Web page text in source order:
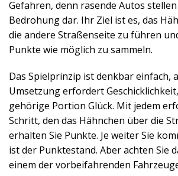
Gefahren, denn rasende Autos
Bedrohung dar. Ihr Ziel ist es, das
die andere Straßenseite zu führen
Punkte wie möglich zu sammeln.
Das Spielprinzip ist denkbar einfach,
Umsetzung erfordert
gehörige Portion Glück. Mit jedem
Schritt, den das Hähnchen über die
erhalten Sie Punkte. Je weiter Sie
ist der Punktestand. Aber achten Sie
einem der vorbeifahrenden